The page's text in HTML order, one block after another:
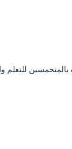
للتعلم